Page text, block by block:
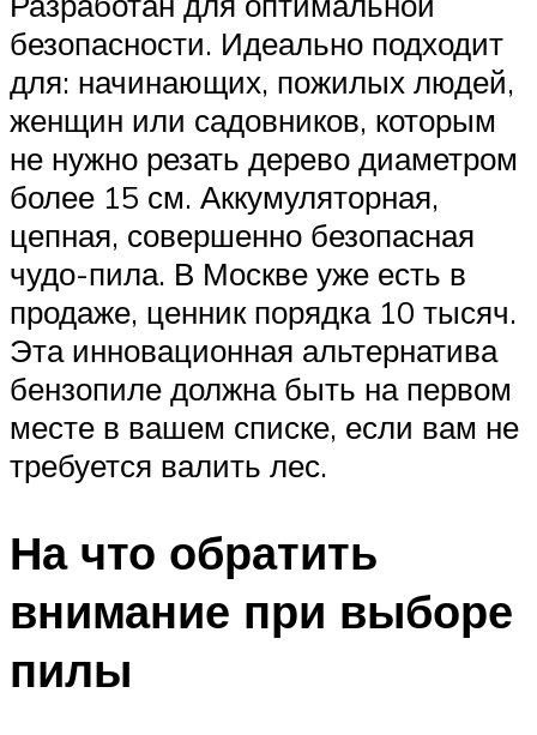
безопасности. Идеально подходит
для: начинающих, пожилых людей,
женщин или садовников, которым
не нужно резать дерево диаметром
более 15 см. Аккумуляторная,
цепная, совершенно безопасная
чудо-пила. В Москве уже есть в
продаже, ценник порядка 10 тысяч.
Эта инновационная альтернатива
бензопиле должна быть на первом
месте в вашем списке, если вам не
требуется валить лес.
На что обратить
внимание при выборе
пилы